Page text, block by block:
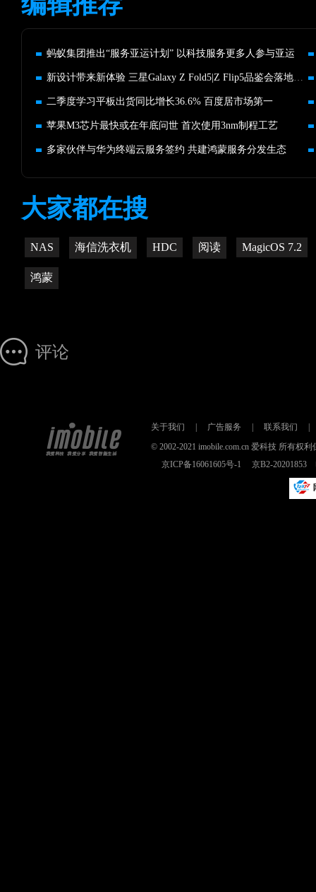
蚂蚁集团推出“服务亚运计划” 以科技服务更多人参与亚运
新设计带来新体验 三星Galaxy Z Fold5|Z Flip5品鉴会落地北京
二季度学习平板出货同比增长36.6% 百度居市场第一
苹果M3芯片最快或在年底问世 首次使用3nm制程工艺
多家伙伴与华为终端云服务签约 共建鸿蒙服务分发生态
大家都在搜
NAS 海信洗衣机 HDC 阅读 MagicOS 7.2
鸿蒙
评论
关于我们 广告服务 联系我们
© 2002-2021 imobile.com.cn 爱科技 所有权
京ICP备16061605号-1
京B2-20201853